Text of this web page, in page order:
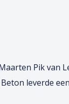
Pik van
leverde